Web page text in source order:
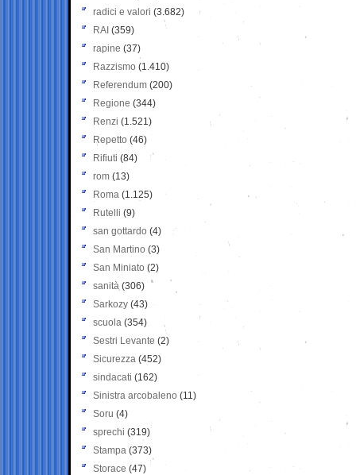
radici e valori (3.682)
RAI (359)
rapine (37)
Razzismo (1.410)
Referendum (200)
Regione (344)
Renzi (1.521)
Repetto (46)
Rifiuti (84)
rom (13)
Roma (1.125)
Rutelli (9)
san gottardo (4)
San Martino (3)
San Miniato (2)
sanità (306)
Sarkozy (43)
scuola (354)
Sestri Levante (2)
Sicurezza (452)
sindacati (162)
Sinistra arcobaleno (11)
Soru (4)
sprechi (319)
Stampa (373)
Storace (47)